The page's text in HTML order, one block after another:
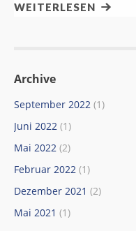
WEITERLESEN
Archive
September 2022 (1)
Juni 2022 (1)
Mai 2022 (2)
Februar 2022 (1)
Dezember 2021 (2)
Mai 2021 (1)